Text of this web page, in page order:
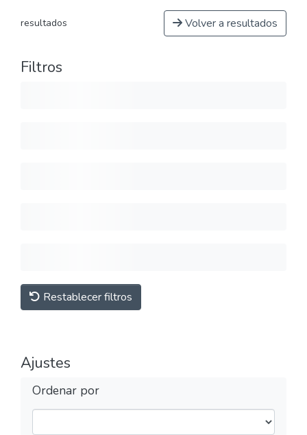
resultados Volver a resultados
Filtros
Restablecer filtros
Ajustes
Ordenar por